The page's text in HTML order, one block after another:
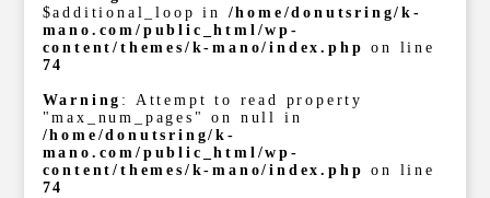
$additional_loop in /home/donutsring/k-
mano.com/public_html/wp-
content/themes/k-mano/index.php on line
74
Warning : Attempt to read property
"max_num_pages" on null in
/home/donutsring/k-
mano.com/public_html/wp-
content/themes/k-mano/index.php on line
74